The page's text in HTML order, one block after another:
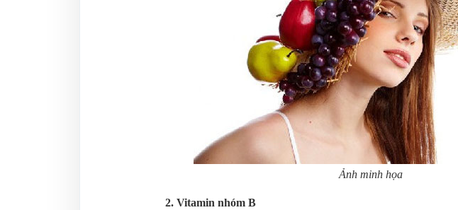
Ảnh minh họa
2. Vitamin nhóm B